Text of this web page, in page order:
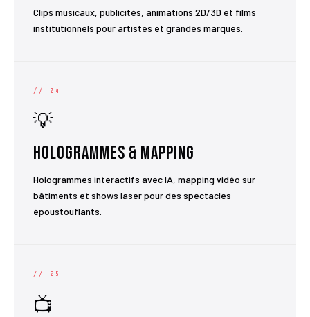
Clips musicaux, publicités, animations 2D/3D et films
institutionnels pour artistes et grandes marques.
// 04
💡
Hologrammes & Mapping
Hologrammes interactifs avec IA, mapping vidéo sur
bâtiments et shows laser pour des spectacles
époustouflants.
// 05
📺